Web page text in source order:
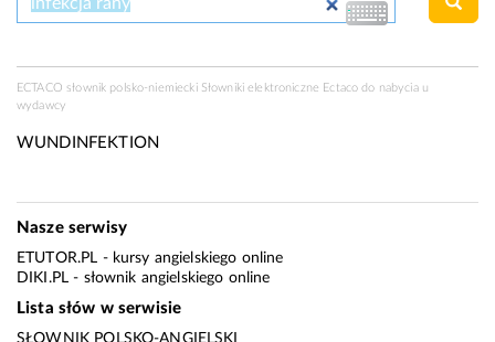
ECTACO słownik polsko-niemiecki Słowniki elektroniczne Ectaco do nabycia u
wydawcy
WUNDINFEKTION
Nasze serwisy
ETUTOR.PL - kursy angielskiego online
DIKI.PL - słownik angielskiego online
Lista słów w serwisie